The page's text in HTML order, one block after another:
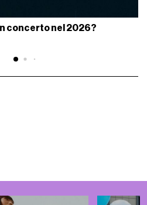
concerto nel 2026?